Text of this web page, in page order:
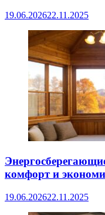
19.06.202622.11.2025
комфорт и
19.06.202622.11.2025